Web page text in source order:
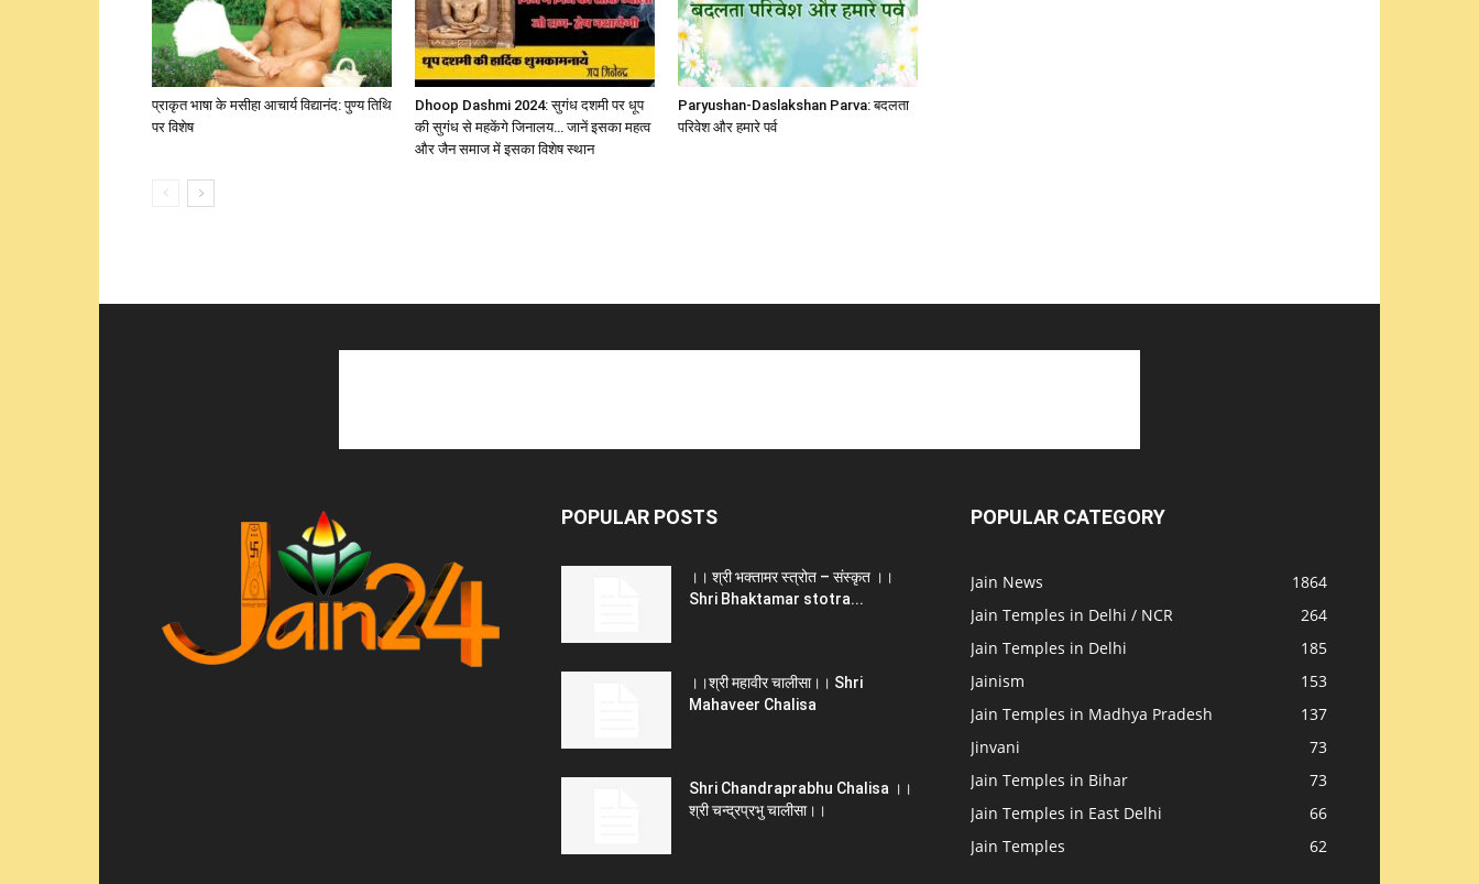
प्राकृत भाषा के मसीहा आचार्य विद्यानंद: पुण्य तिथि
पर विशेष
Dhoop Dashmi 2024: सुगंध दशमी पर धूप
की सुगंध से महकेंगे जिनालय… जानें इसका महत्व
और जैन समाज में इसका विशेष स्थान
Paryushan-Daslakshan Parva: बदलता
परिवेश और हमारे पर्व
POPULAR POSTS
।। श्री भक्तामर स्त्रोत – संस्कृत ।।
Shri Bhaktamar stotra...
।।श्री महावीर चालीसा।। Shri
Mahaveer Chalisa
Shri Chandraprabhu Chalisa ।।
श्री चन्द्रप्रभु चालीसा।।
POPULAR CATEGORY
Jain News
1864
Jain Temples in Delhi / NCR
264
Jain Temples in Delhi
185
Jainism
153
Jain Temples in Madhya Pradesh
137
Jinvani
73
Jain Temples in Bihar
73
Jain Temples in East Delhi
66
Jain Temples
62